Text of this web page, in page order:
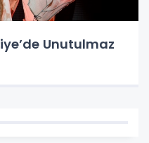
Unutulmaz